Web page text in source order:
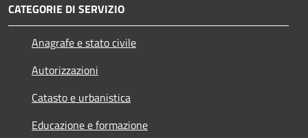
CATEGORIE DI SERVIZIO
Anagrafe e stato civile
Autorizzazioni
Catasto e urbanistica
Educazione e formazione